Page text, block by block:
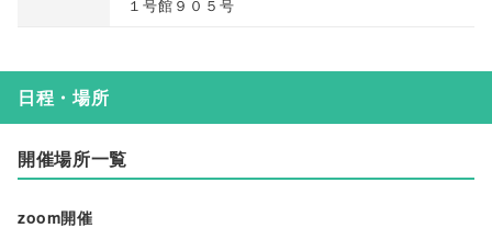
１号館９０５号
日程・場所
開催場所一覧
zoom開催